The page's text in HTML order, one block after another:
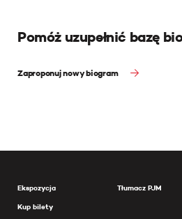
Pomóż uzupełnić bazę
Zaproponuj nowy biogram
Ekspozycja
Kup bilety
Tłumacz PJM